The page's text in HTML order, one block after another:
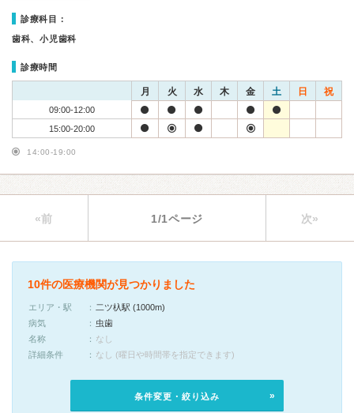
診療科目：
歯科、小児歯科
診療時間
月 火 水 木 金 土 日 祝
09:00-12:00
15:00-20:00
14:00-19:00
«前 1/1ページ 次»
10件の医療機関が見つかりました
エリア・駅
二ツ杁駅 (1000m)
病気
虫歯
名称
なし
詳細条件
なし (曜日や時間帯を指定できます)
条件変更・絞り込み